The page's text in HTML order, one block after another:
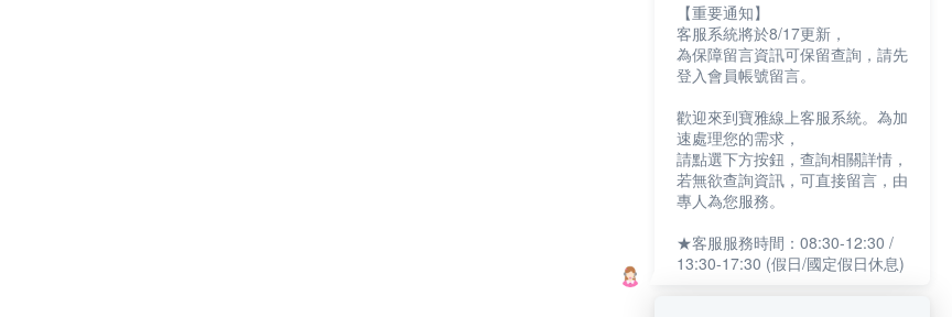
【重要通知】
客服系統將於8/17更新，
為保障留言資訊可保留查詢，請先
登入會員帳號留言。
歡迎來到寶雅線上客服系統。為加
速處理您的需求，
請點選下方按鈕，查詢相關詳情，
若無欲查詢資訊，可直接留言，由
專人為您服務。
★客服服務時間：08:30-12:30 /
13:30-17:30 (假日/國定假日休息)